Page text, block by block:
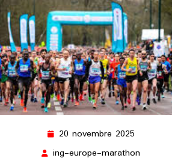
20 novembre 2025
novembre
ing-europe-marathon